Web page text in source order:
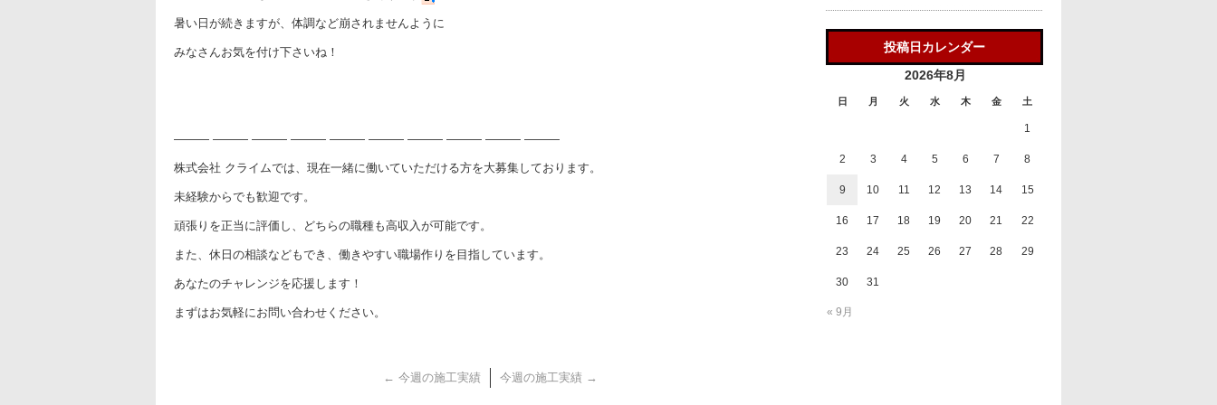
暑い日が続きますが、体調など崩されませんように
みなさんお気を付け下さいね！
――― ――― ――― ――― ――― ――― ――― ――― ――― ―――
株式会社 クライムでは、現在一緒に働いていただける方を大募集しております。
未経験からでも歓迎です。
頑張りを正当に評価し、どちらの職種も高収入が可能です。
また、休日の相談などもでき、働きやすい職場作りを目指しています。
あなたのチャレンジを応援します！
まずはお気軽にお問い合わせください。
← 今週の施工実績 今週の施工実績 →
投稿日カレンダー
2026年8月
日 月 火 水 木 金 土
« 9月
1
2 3 4 5 6 7 8
9 10 11 12 13 14 15
16 17 18 19 20 21 22
23 24 25 26 27 28 29
30 31